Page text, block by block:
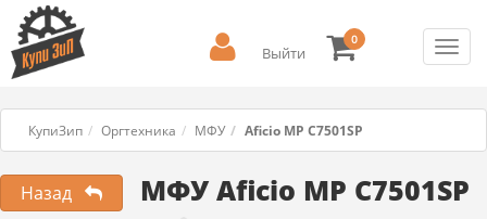
Выйти
0
КупиЗип Оргтехника МФУ Aficio MP C7501SP
МФУ Aficio MP C7501SP
Назад